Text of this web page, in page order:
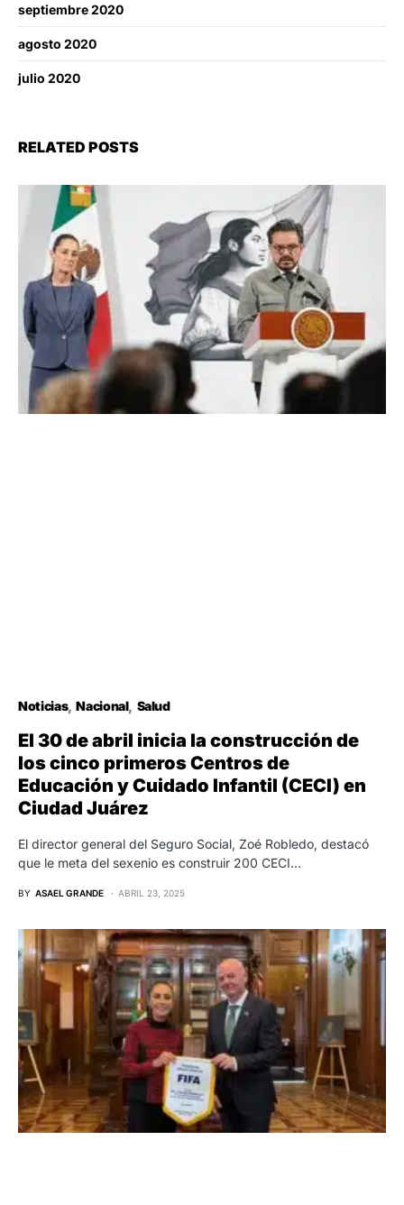
septiembre 2020
agosto 2020
julio 2020
RELATED POSTS
Noticias Nacional Salud
El 30 de abril inicia la construcción de
los cinco primeros Centros de
Educación y Cuidado Infantil (CECI) en
Ciudad Juárez
El director general del Seguro Social, Zoé Robledo, destacó
que le meta del sexenio es construir 200 CECI…
BY ASAEL GRANDE ABRIL 23, 2025